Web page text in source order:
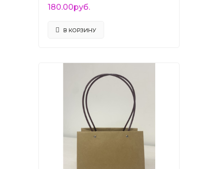
180.00руб.
В КОРЗИНУ